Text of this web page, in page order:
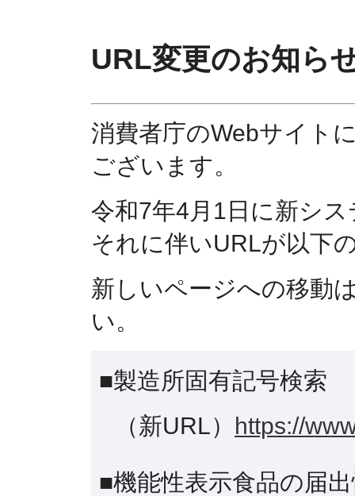
URL変更のお知ら
消費者庁のWebサイト
ございます。
令和7年4月1日に新シ
それに伴いURLが以下
新しいページへの移動
い。
■製造所固有記号検索
（新URL） https://
■機能性表示食品の届